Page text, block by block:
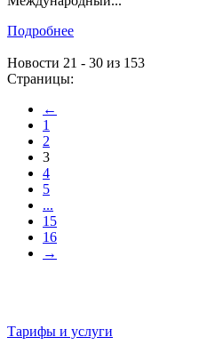
Подробнее
Новости 21 - 30 из 153
Страницы:
←
1
2
3
4
5
...
15
16
→
Тарифы и услуги